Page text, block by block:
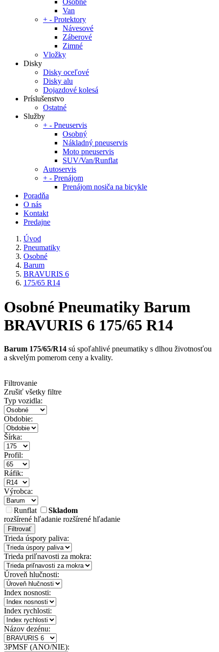
Osobné
Van
+ - Protektory
Návesové
Záberové
Zimné
Vložky
Disky
Disky oceľové
Disky alu
Dojazdové kolesá
Príslušenstvo
Ostatné
Služby
+ - Pneuservis
Osobný
Nákladný pneuservis
Moto pneuservis
SUV/Van/Runflat
Autoservis
+ - Prenájom
Prenájom nosiča na bicykle
Poradňa
O nás
Kontakt
Predajne
Úvod
Pneumatiky
Osobné
Barum
BRAVURIS 6
175/65 R14
Osobné Pneumatiky Barum
BRAVURIS 6 175/65 R14
Barum 175/65/R14 sú spoľahlivé pneumatiky s dlhou životnosťou
a skvelým pomerom ceny a kvality.
Filtrovanie
Zrušiť všetky filtre
Typ vozidla:
Obdobie:
Šírka:
Profil:
Ráfik:
Výrobca:
Runflat
Skladom
rozšírené hľadanie rozšírené hľadanie
Filtrovať
Trieda úspory paliva:
Trieda priľnavosti za mokra:
Úroveň hlučnosti:
Index nosnosti:
Index rychlosti:
Názov dezénu:
3PMSF (ANO/NIE):